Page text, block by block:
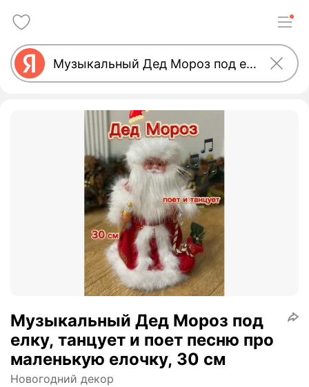
Музыкальный Дед Мороз под
елку, танцует и поет песню про
маленькую елочку, 30 см
Новогодний декор